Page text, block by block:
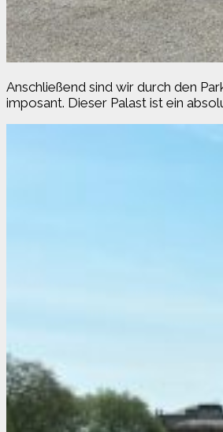
Anschließend sind wir durch den
imposant. Dieser Palast ist ein